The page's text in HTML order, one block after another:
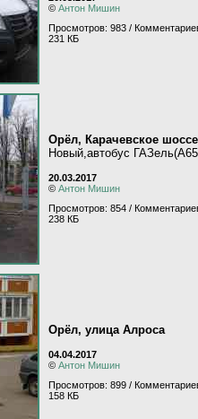
© Антон Мишин
Просмотров: 983 /
231 КБ
Орёл, Карачевское шоссе
Новый,автобус
20.03.2017
© Антон Мишин
Просмотров: 854 /
238 КБ
Орёл, улица Алроса
04.04.2017
© Антон Мишин
Просмотров: 899 /
158 КБ